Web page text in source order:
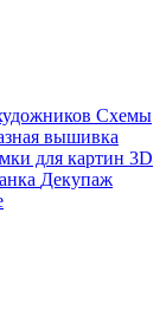
Схемы
вышивка
для картин 3D
Декупаж